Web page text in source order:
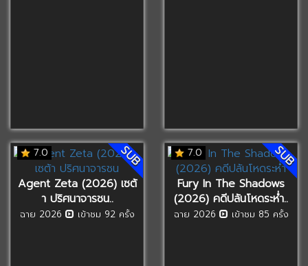
7.0 SUB
Agent Zeta (2026) เซต้
า ปริศนาจารชน..
ฉาย 2026 เข้าชม 92 ครั้ง
7.0 SUB
Fury In The Shadows
(2026) คดีปล้นโหดระห่ำ..
ฉาย 2026 เข้าชม 85 ครั้ง